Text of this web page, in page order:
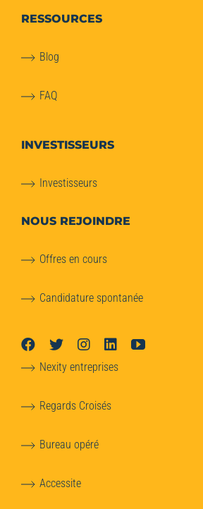
RESSOURCES
Blog
FAQ
INVESTISSEURS
Investisseurs
NOUS REJOINDRE
Offres en cours
Candidature spontanée
Nexity entreprises
Regards Croisés
Bureau opéré
Accessite